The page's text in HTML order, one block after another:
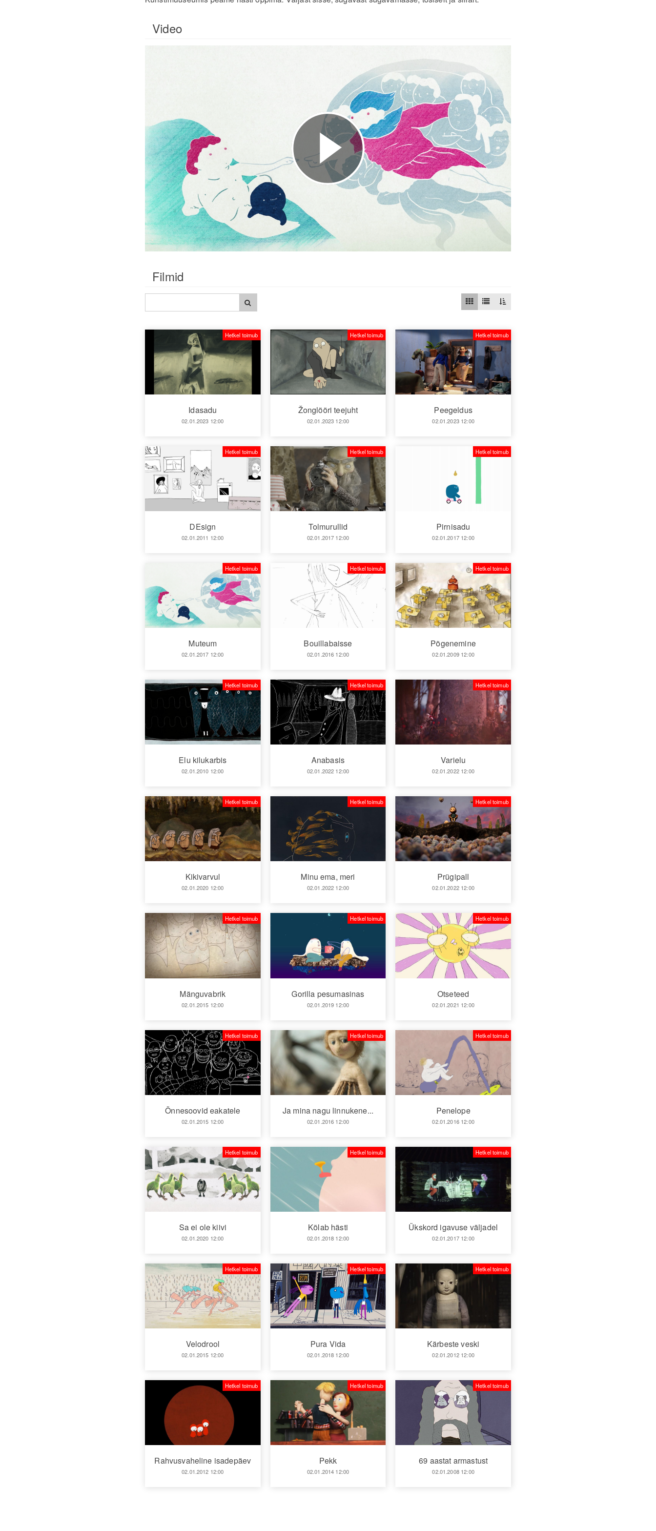
Video
Esita
video
Filmid
Idasadu
02.01.2023 12:00
Hetkel toimub
Žonglööri teejuht
02.01.2023 12:00
Hetkel toimub
Peegeldus
02.01.2023 12:00
Hetkel toimub
DEsign
02.01.2011 12:00
Hetkel toimub
Tolmurullid
02.01.2017 12:00
Hetkel toimub
Pirnisadu
02.01.2017 12:00
Hetkel toimub
Muteum
02.01.2017 12:00
Hetkel toimub
Bouillabaisse
02.01.2016 12:00
Hetkel toimub
Põgenemine
02.01.2009 12:00
Hetkel toimub
Elu kilukarbis
02.01.2010 12:00
Hetkel toimub
Anabasis
02.01.2022 12:00
Hetkel toimub
Varielu
02.01.2022 12:00
Hetkel toimub
Kikivarvul
02.01.2020 12:00
Hetkel toimub
Minu ema, meri
02.01.2022 12:00
Hetkel toimub
Prügipall
02.01.2022 12:00
Hetkel toimub
Mänguvabrik
02.01.2015 12:00
Hetkel toimub
Gorilla pesumasinas
02.01.2019 12:00
Hetkel toimub
Otseteed
02.01.2021 12:00
Hetkel toimub
Õnnesoovid eakatele
02.01.2015 12:00
Hetkel toimub
Ja mina nagu linnukene...
02.01.2016 12:00
Hetkel toimub
Penelope
02.01.2016 12:00
Hetkel toimub
Sa ei ole kiivi
02.01.2020 12:00
Hetkel toimub
Kõlab hästi
02.01.2018 12:00
Hetkel toimub
Ükskord igavuse väljadel
02.01.2017 12:00
Hetkel toimub
Velodrool
02.01.2015 12:00
Hetkel toimub
Pura Vida
02.01.2018 12:00
Hetkel toimub
Kärbeste veski
02.01.2012 12:00
Hetkel toimub
Rahvusvaheline isadepäev
02.01.2012 12:00
Hetkel toimub
Pekk
02.01.2014 12:00
Hetkel toimub
69 aastat armastust
02.01.2008 12:00
Hetkel toimub